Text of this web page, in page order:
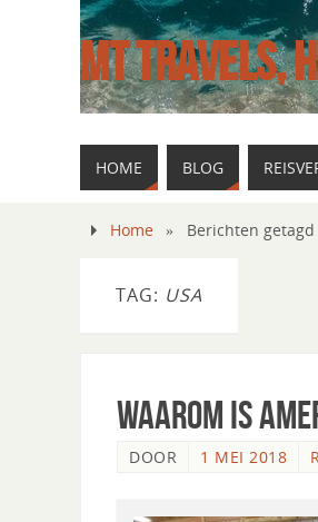
MT TRAVELS,
HOME BLOG
Home » Berichten getagd
TAG: USA
Waarom is
DOOR 1 MEI 2018